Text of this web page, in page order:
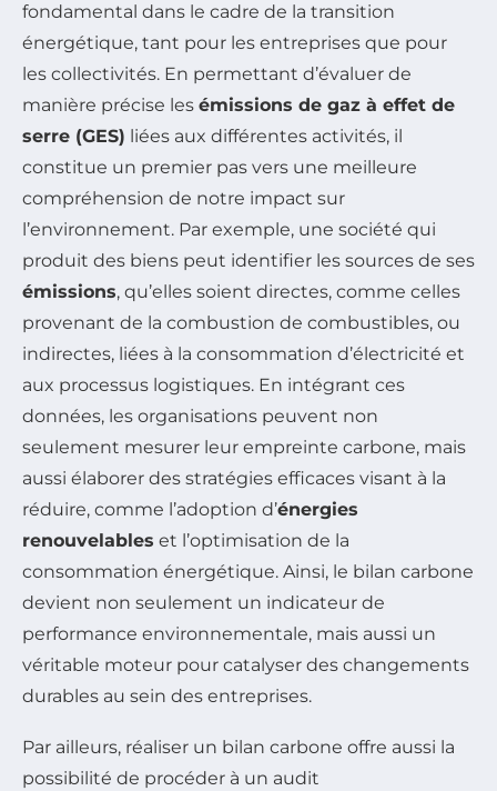
fondamental dans le cadre de la transition
énergétique, tant pour les entreprises que pour
les collectivités. En permettant d’évaluer de
manière précise les émissions de gaz à effet de
serre (GES) liées aux différentes activités, il
constitue un premier pas vers une meilleure
compréhension de notre impact sur
l’environnement. Par exemple, une société qui
produit des biens peut identifier les sources de ses
émissions, qu’elles soient directes, comme celles
provenant de la combustion de combustibles, ou
indirectes, liées à la consommation d’électricité et
aux processus logistiques. En intégrant ces
données, les organisations peuvent non
seulement mesurer leur empreinte carbone, mais
aussi élaborer des stratégies efficaces visant à la
réduire, comme l’adoption d’énergies
renouvelables et l’optimisation de la
consommation énergétique. Ainsi, le bilan carbone
devient non seulement un indicateur de
performance environnementale, mais aussi un
véritable moteur pour catalyser des changements
durables au sein des entreprises.
Par ailleurs, réaliser un bilan carbone offre aussi la
possibilité de procéder à un audit